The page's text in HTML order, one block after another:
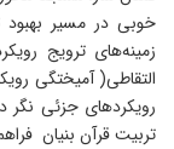
خوبی در مسیر
زمینه‌های ترویج
التقاطی( آمیختگی
رویکردهای جزئی نگر
تربیت قرآن بنیان